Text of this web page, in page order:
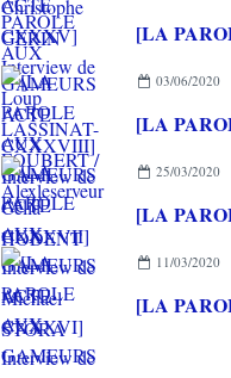
03/06/2020
25/03/2020
11/03/2020